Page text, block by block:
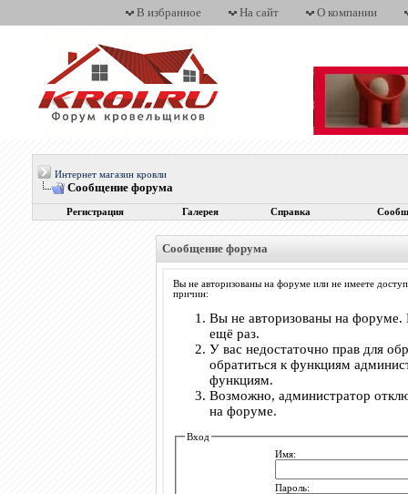
В избранное На сайт О компании
Интернет магазин кровли
Сообщение форума
Регистрация Галерея Справка
Сообщение форума
Вы не авторизованы на форуме или не имеете
причин:
Вы не авторизованы на форуме.
ещё раз.
У вас недостаточно прав для
обратиться к функциям
функциям.
Возможно, администратор
на форуме.
Вход
Имя:
Пароль: